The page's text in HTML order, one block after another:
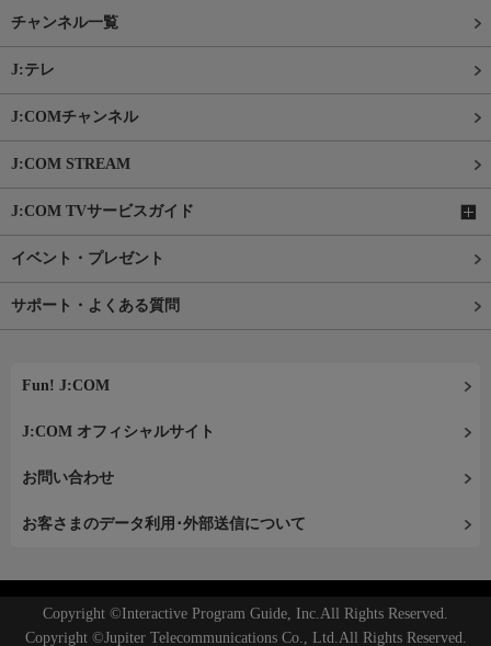
チャンネル一覧
J:テレ
J:COMチャンネル
J:COM STREAM
J:COM TVサービスガイド
イベント・プレゼント
サポート・よくある質問
Fun! J:COM
J:COM オフィシャルサイト
お問い合わせ
お客さまのデータ利用･外部送信について
Copyright ©Interactive Program Guide, Inc.All Rights Reserved.
Copyright ©Jupiter Telecommunications Co., Ltd.All Rights Reserved.